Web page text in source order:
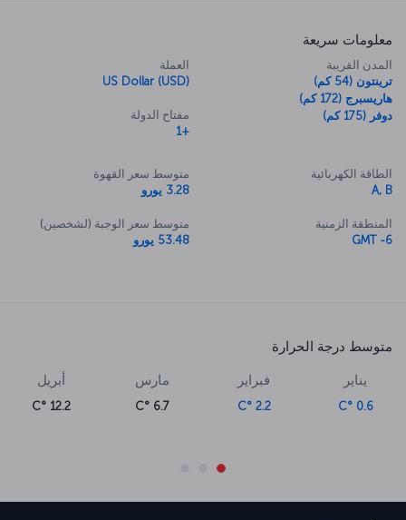
معلومات سريعة
المدن القريبة
ترينتون (54 كم)
هاريسبرج (172 كم)
دوفر (175 كم)
العملة
US Dollar (USD)
مفتاح الدولة
+1
الطاقة الكهربائية
A, B
المنطقة الزمنية
GMT -6
متوسط سعر القهوة
3.28 يورو
متوسط سعر الوجبة (لشخصين)
53.48 يورو
متوسط درجة الحرارة
يناير
0.6 °C
فبراير
2.2 °C
مارس
6.7 °C
أبريل
12.2 °C